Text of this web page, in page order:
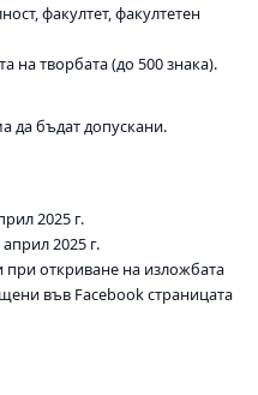
факултет, факултетен
на творбата (до 500 знака).
да бъдат допускани.
2025 г.
2025 г.
откриване на изложбата
във Facebook страницата